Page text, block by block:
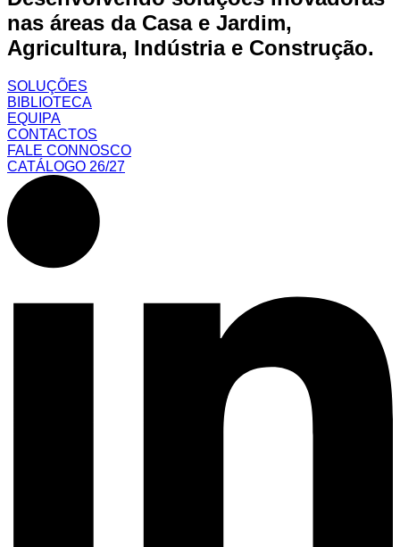
nas áreas da Casa e Jardim,
Agricultura, Indústria e Construção.
SOLUÇÕES
BIBLIOTECA
EQUIPA
CONTACTOS
FALE CONNOSCO
CATÁLOGO 26/27